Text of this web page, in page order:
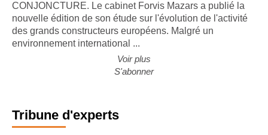
CONJONCTURE. Le cabinet Forvis Mazars a publié la
nouvelle édition de son étude sur l'évolution de l'activité
des grands constructeurs européens. Malgré un
environnement international ...
Voir plus
S'abonner
Tribune d'experts